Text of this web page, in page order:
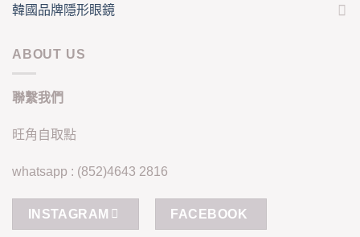
韓國品牌隱形眼鏡
ABOUT US
聯繫我們
旺角自取點
whatsapp : (852)4643 2816
INSTAGRAM FACEBOOK